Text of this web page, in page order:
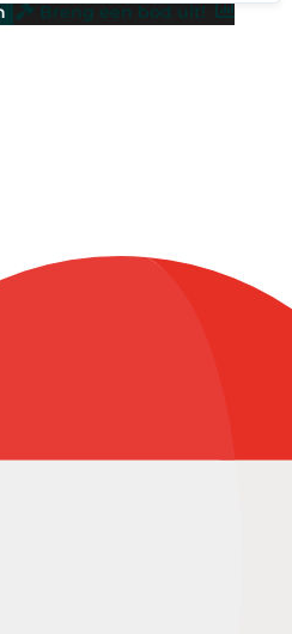
Breng een bod uit!